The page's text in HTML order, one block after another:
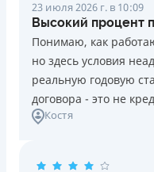
23 июля 2026 г. в 10:09
Высокий процент
Понимаю, как
но здесь условия
реальную годовую
договора - это не
Костя